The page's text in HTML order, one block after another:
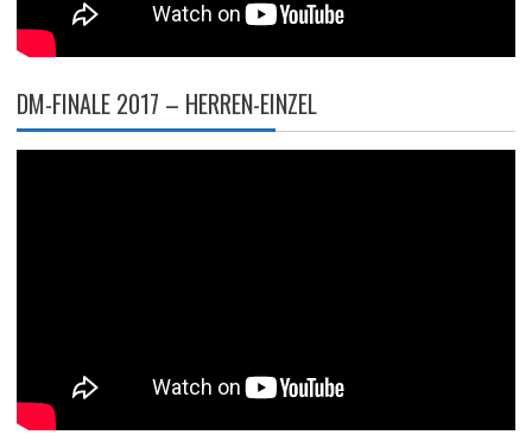
DM-FINALE 2017 – HERREN-EINZEL